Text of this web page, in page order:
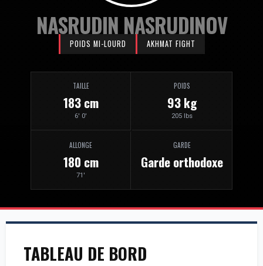
NASRUDIN NASRUDINOV
POIDS MI-LOURD AKHMAT FIGHT
TAILLE
183 cm
6' 0'
POIDS
93 kg
205 lbs
ALLONGE
180 cm
71'
GARDE
Garde orthodoxe
TABLEAU DE BORD